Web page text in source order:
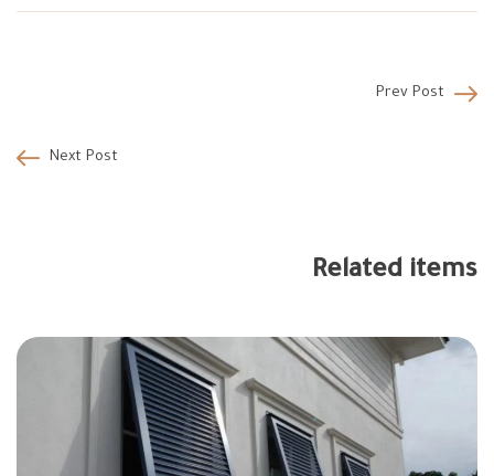
Prev Post
Next Post
Related items